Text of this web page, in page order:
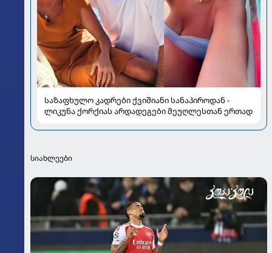
საზაფხულო კადრები ქვიშიანი სანაპიროდან -
ლიკუნა ქორქიას არდადეგები მეუღლესთან ერთად
სიახლეები